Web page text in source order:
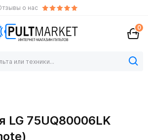
о нас
0
LG 75UQ80006LK